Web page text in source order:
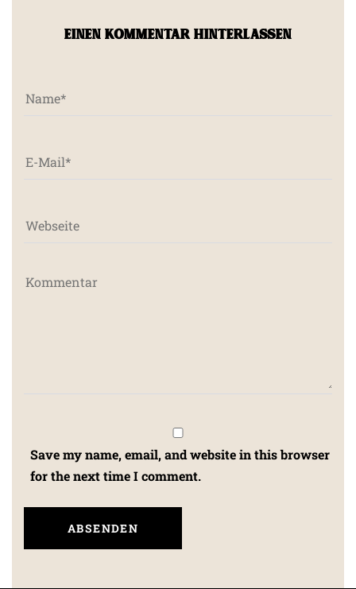
EINEN KOMMENTAR HINTERLASSEN
Save my name, email, and website in this browser
for the next time I comment.